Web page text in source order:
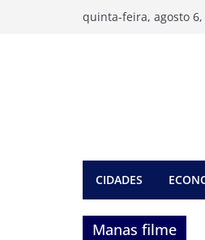
quinta-feira, agosto 6,
CIDADES
Manas filme